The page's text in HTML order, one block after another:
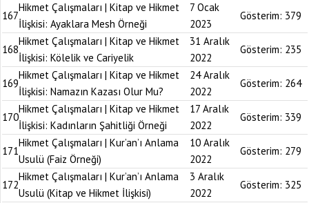
167
Hikmet Çalışmaları | Kitap ve Hikmet
İlişkisi: Ayaklara Mesh Örneği
7 Ocak
2023
Gösterim: 379
168
Hikmet Çalışmaları | Kitap ve Hikmet
İlişkisi: Kölelik ve Cariyelik
31 Aralık
2022
Gösterim: 235
169
Hikmet Çalışmaları | Kitap ve Hikmet
İlişkisi: Namazın Kazası Olur Mu?
24 Aralık
2022
Gösterim: 264
170
Hikmet Çalışmaları | Kitap ve Hikmet
İlişkisi: Kadınların Şahitliği Örneği
17 Aralık
2022
Gösterim: 339
171
Hikmet Çalışmaları | Kur’an’ı Anlama
Usulü (Faiz Örneği)
10 Aralık
2022
Gösterim: 279
172
Hikmet Çalışmaları | Kur’an’ı Anlama
Usulü (Kitap ve Hikmet İlişkisi)
3 Aralık
2022
Gösterim: 325